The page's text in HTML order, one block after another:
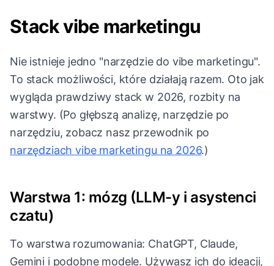
Stack vibe marketingu
Nie istnieje jedno "narzędzie do vibe marketingu".
To stack możliwości, które działają razem. Oto jak
wygląda prawdziwy stack w 2026, rozbity na
warstwy. (Po głębszą analizę, narzędzie po
narzędziu, zobacz nasz przewodnik po
narzędziach vibe marketingu na 2026.)
Warstwa 1: mózg (LLM-y i asystenci
czatu)
To warstwa rozumowania: ChatGPT, Claude,
Gemini i podobne modele. Używasz ich do ideacji,